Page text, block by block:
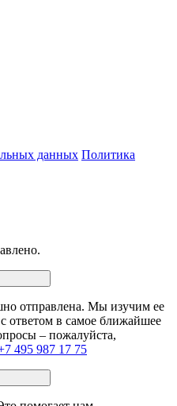
данных Политика
отправлена. Мы изучим ее
ответом в самое ближайшее
– пожалуйста,
495 987 17 75